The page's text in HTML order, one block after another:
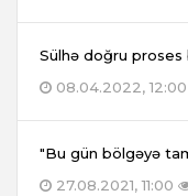
Sülhə doğru proses
08.04.2022, 12:00
"Bu gün bölgəyə
27.08.2021, 11:00